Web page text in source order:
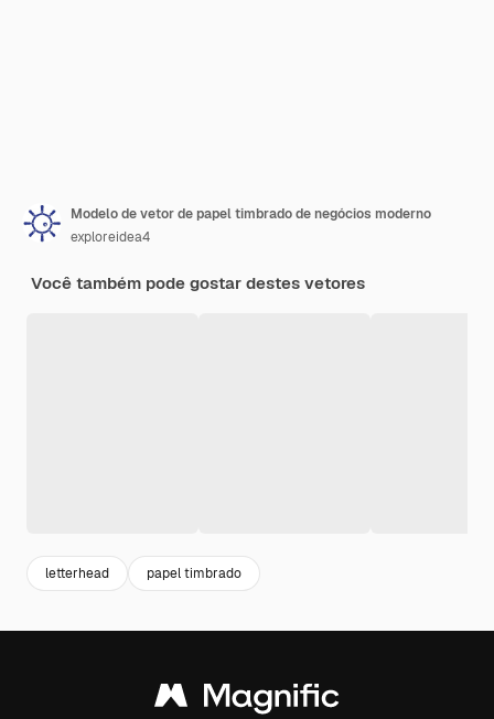
Modelo de vetor de papel timbrado de negócios moderno
exploreidea4
Você também pode gostar destes vetores
letterhead papel timbrado